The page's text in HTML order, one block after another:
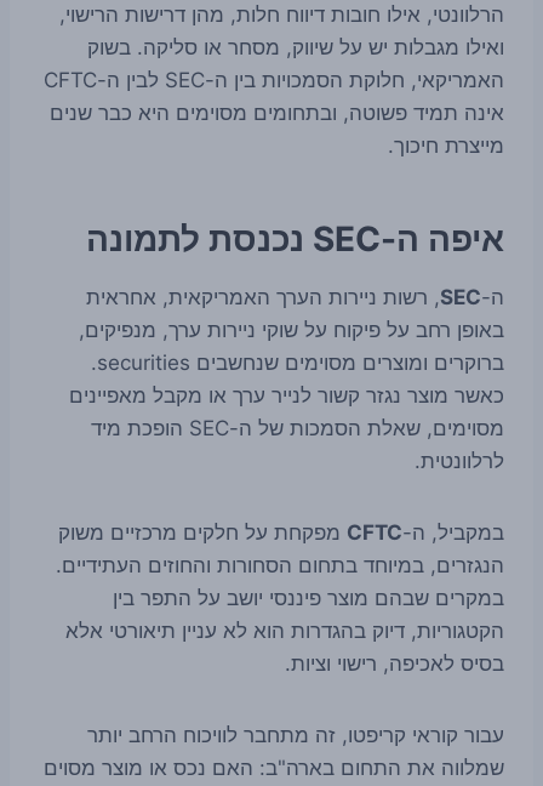
הרלוונטי, אילו חובות דיווח חלות, מהן דרישות הרישוי,
ואילו מגבלות יש על שיווק, מסחר או סליקה. בשוק
האמריקאי, חלוקת הסמכויות בין ה-SEC לבין ה-CFTC
אינה תמיד פשוטה, ובתחומים מסוימים היא כבר שנים
מייצרת חיכוך.
איפה ה-SEC נכנסת לתמונה
ה-SEC, רשות ניירות הערך האמריקאית, אחראית
באופן רחב על פיקוח על שוקי ניירות ערך, מנפיקים,
ברוקרים ומוצרים מסוימים שנחשבים securities.
כאשר מוצר נגזר קשור לנייר ערך או מקבל מאפיינים
מסוימים, שאלת הסמכות של ה-SEC הופכת מיד
לרלוונטית.
במקביל, ה-CFTC מפקחת על חלקים מרכזיים משוק
הנגזרים, במיוחד בתחום הסחורות והחוזים העתידיים.
במקרים שבהם מוצר פיננסי יושב על התפר בין
הקטגוריות, דיוק בהגדרות הוא לא עניין תיאורטי אלא
בסיס לאכיפה, רישוי וציות.
עבור קוראי קריפטו, זה מתחבר לוויכוח הרחב יותר
שמלווה את התחום בארה"ב: האם נכס או מוצר מסוים